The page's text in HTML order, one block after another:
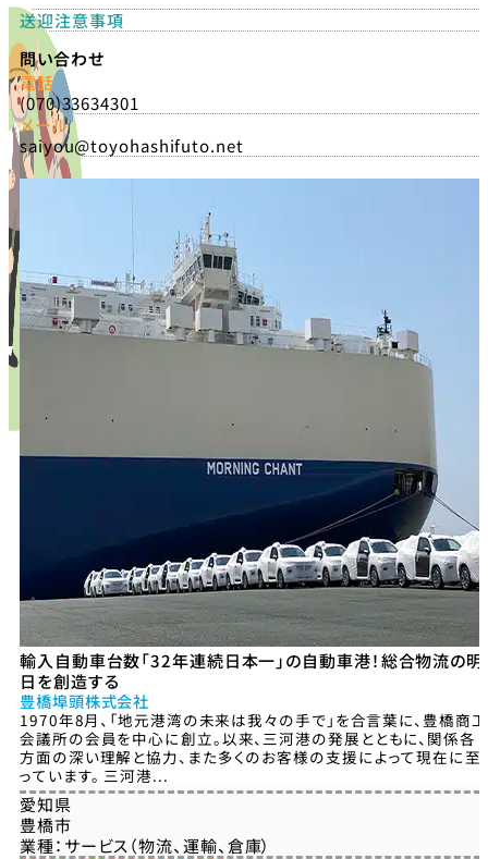
送迎注意事項
問い合わせ
電話
(070)33634301
メール
saiyou@toyohashifuto.net
輸入自動車台数「32年連続日本一」の自動車港！総合物流の明
日を創造する
豊橋埠頭株式会社
1970年8月、「地元港湾の未来は我々の手で」を合言葉に、豊橋商工
会議所の会員を中心に創立。以来、三河港の発展とともに、関係各
方面の深い理解と協力、また多くのお客様の支援によって現在に至
っています。 三河港...
愛知県
豊橋市
業種： サービス（物流、運輸、倉庫）